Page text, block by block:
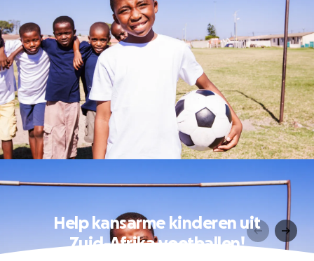
Help kansarme kinderen uit
Zuid-Afrika voetballen!